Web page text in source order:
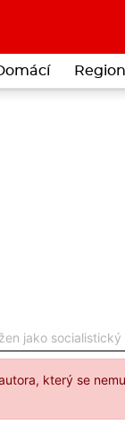
jako
který se